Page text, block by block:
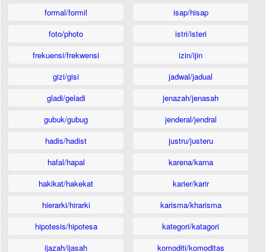
formal/formil
foto/photo
frekuensi/frekwensi
gizi/gisi
gladi/geladi
gubuk/gubug
hadis/hadist
hafal/hapal
hakikat/hakekat
hierarki/hirarki
hipotesis/hipotesa
ijazah/ijasah
isap/hisap
istri/isteri
izin/ijin
jadwal/jadual
jenazah/jenasah
jenderal/jendral
justru/justeru
karena/karna
karier/karir
karisma/kharisma
kategori/katagori
komoditi/komoditas